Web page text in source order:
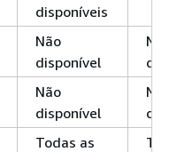
disponíveis
Não
disponível
Não
disponível
Todas as